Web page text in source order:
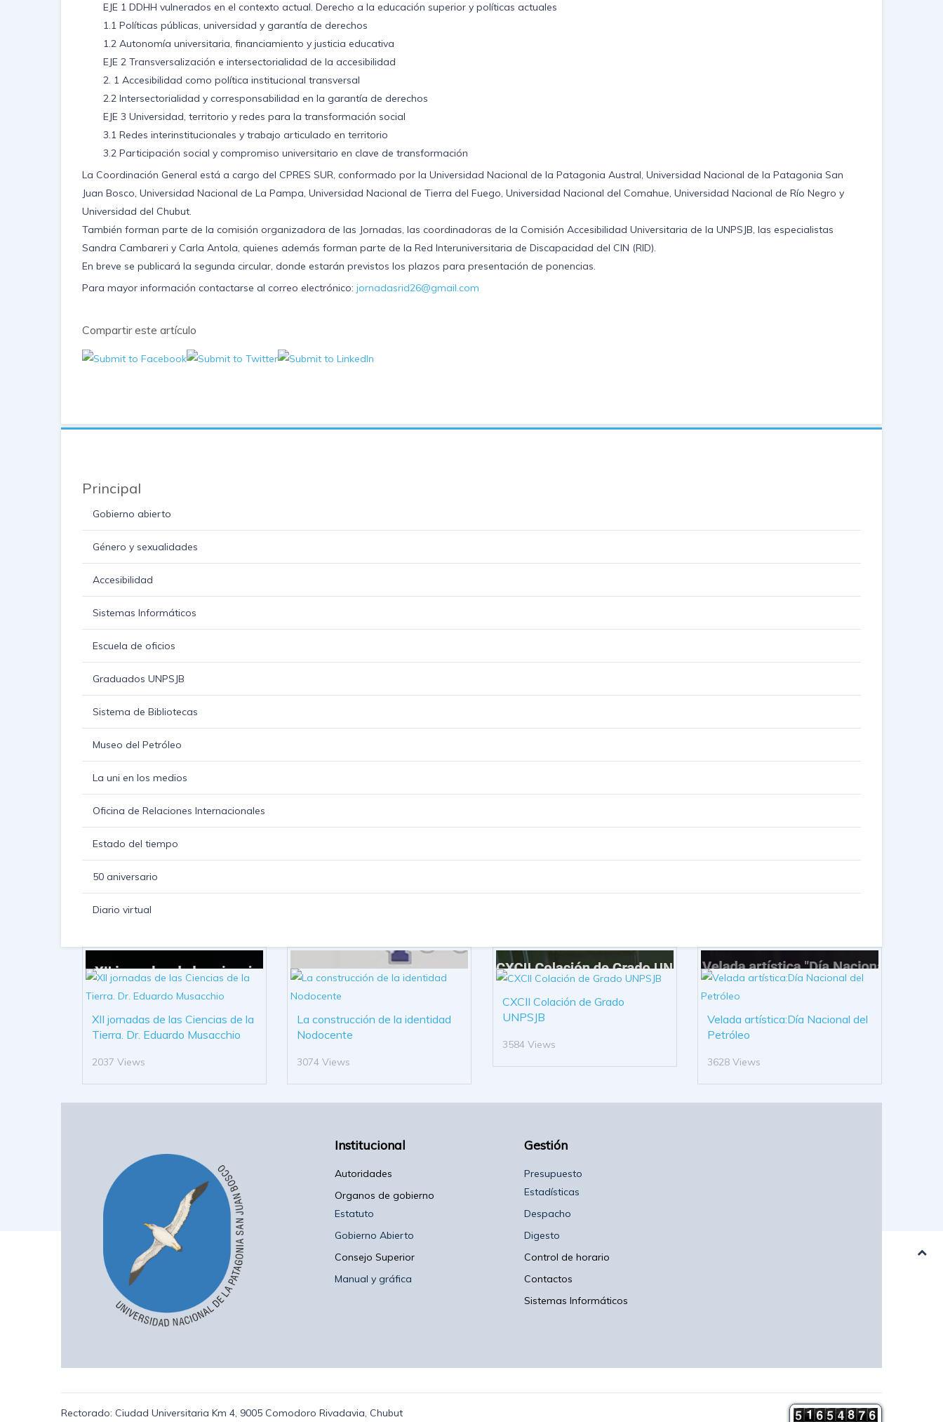
EJE 1 DDHH vulnerados en el contexto actual. Derecho a la educación superior y políticas actuales
1.1 Políticas públicas, universidad y garantía de derechos
1.2 Autonomía universitaria, financiamiento y justicia educativa
EJE 2 Transversalización e intersectorialidad de la accesibilidad
2. 1 Accesibilidad como política institucional transversal
2.2 Intersectorialidad y corresponsabilidad en la garantía de derechos
EJE 3 Universidad, territorio y redes para la transformación social
3.1 Redes interinstitucionales y trabajo articulado en territorio
3.2 Participación social y compromiso universitario en clave de transformación
La Coordinación General está a cargo del CPRES SUR, conformado por la Universidad Nacional de la Patagonia Austral, Universidad Nacional de la Patagonia San
Juan Bosco, Universidad Nacional de La Pampa, Universidad Nacional de Tierra del Fuego, Universidad Nacional del Comahue, Universidad Nacional de Río Negro y
Universidad del Chubut.
También forman parte de la comisión organizadora de las Jornadas, las coordinadoras de la Comisión Accesibilidad Universitaria de la UNPSJB, las especialistas
Sandra Cambareri y Carla Antola, quienes además forman parte de la Red Interuniversitaria de Discapacidad del CIN (RID).
En breve se publicará la segunda circular, donde estarán previstos los plazos para presentación de ponencias.
Para mayor información contactarse al correo electrónico: jornadasrid26@gmail.com
Compartir este artículo
Principal
Gobierno abierto
Género y sexualidades
Accesibilidad
Sistemas Informáticos
Escuela de oficios
Graduados UNPSJB
Sistema de Bibliotecas
Museo del Petróleo
La uni en los medios
Oficina de Relaciones Internacionales
Estado del tiempo
50 aniversario
Diario virtual
XII jornadas de las Ciencias de la
Tierra. Dr. Eduardo Musacchio
2037 Views
La construcción de la identidad
Nodocente
3074 Views
CXCII Colación de Grado
UNPSJB
3584 Views
Velada artística:Día Nacional del
Petróleo
3628 Views
Institucional
Autoridades
Organos de gobierno
Estatuto
Gobierno Abierto
Consejo Superior
Manual y gráfica
Gestión
Presupuesto
Estadísticas
Despacho
Digesto
Control de horario
Contactos
Sistemas Informáticos
Rectorado: Ciudad Universitaria Km 4, 9005 Comodoro Rivadavia, Chubut